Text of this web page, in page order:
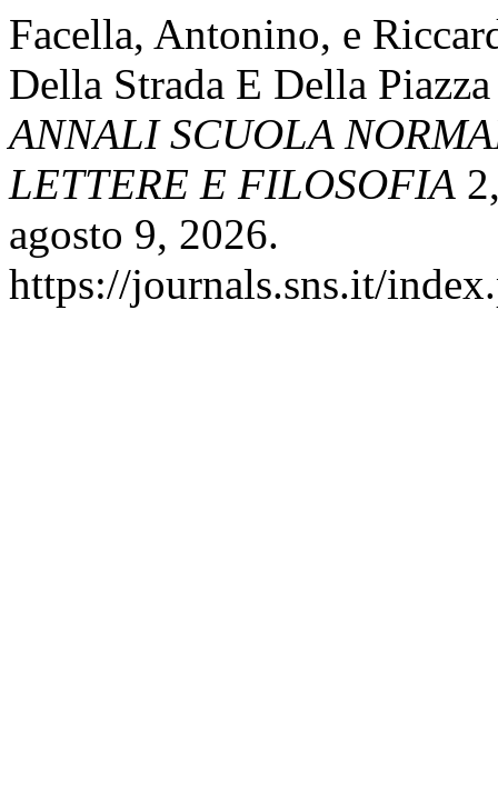
Facella, Antonino, e
Della Strada E Della
ANNALI SCUOLA
LETTERE E FILOSOFIA
agosto 9, 2026.
https://journals.sns.it/